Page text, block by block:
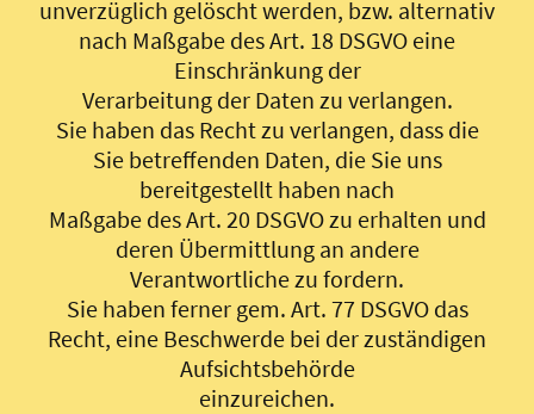
unverzüglich gelöscht werden, bzw. alternativ
nach Maßgabe des Art. 18 DSGVO eine
Einschränkung der
Verarbeitung der Daten zu verlangen.
Sie haben das Recht zu verlangen, dass die
Sie betreffenden Daten, die Sie uns
bereitgestellt haben nach
Maßgabe des Art. 20 DSGVO zu erhalten und
deren Übermittlung an andere
Verantwortliche zu fordern.
Sie haben ferner gem. Art. 77 DSGVO das
Recht, eine Beschwerde bei der zuständigen
Aufsichtsbehörde
einzureichen.